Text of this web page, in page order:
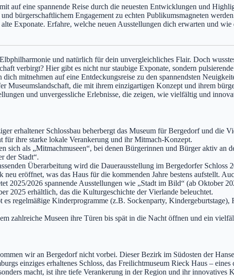
auf eine spannende Reise durch die neuesten Entwicklungen und
bürgerschaftlichem Engagement zu echten Publikumsmagneten
Exponate. Erfahre, welche neuen Ausstellungen dich erwarten und
und natürlich für dein unvergleichliches Flair. Doch
verbirgt? Hier gibt es nicht nur staubige Exponate, sondern
mitnehmen auf eine Entdeckungsreise zu den spannendsten
Museumslandschaft, die mit ihrem einzigartigen Konzept und ihrem
und unvergessliche Erlebnisse, die zeigen, wie vielfältig und
erhaltener Schlossbau beherbergt das Museum für Bergedorf und die
für ihre starke lokale Verankerung und ihr Mitmach-Konzept.
sich als „Mitmachmuseen“, bei denen Bürgerinnen und Bürger aktiv an
der Stadt“.
Überarbeitung wird die Dauerausstellung im Bergedorfer
eröffnet, was das Haus für die kommenden Jahre bestens aufstellt.
2025/2026 spannende Ausstellungen wie „Stadt im Bild“ (ab Oktober
2025 erhältlich, das die Kulturgeschichte der Vierlande beleuchtet.
es regelmäßige Kinderprogramme (z.B. Sockenparty, Kindergeburtstage),
zahlreiche Museen ihre Türen bis spät in die Nacht öffnen und ein
wir an Bergedorf nicht vorbei. Dieser Bezirk im Südosten der
einziges erhaltenes Schloss, das Freilichtmuseum Rieck Haus –
macht, ist ihre tiefe Verankerung in der Region und ihr innovatives